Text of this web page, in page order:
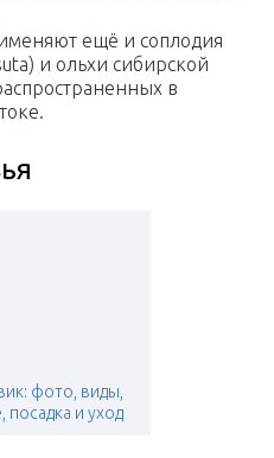
ещё и соплодия
и ольхи сибирской
в
фото, виды,
и уход